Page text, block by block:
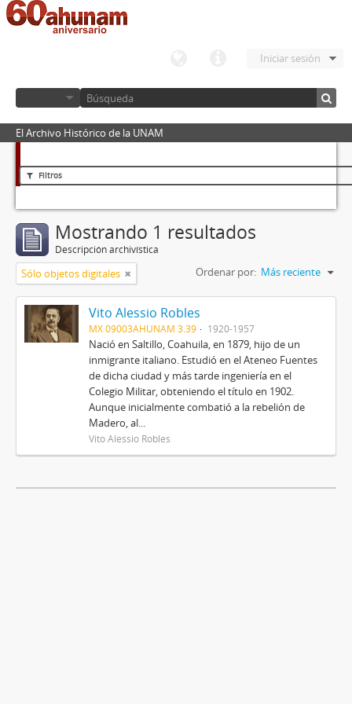
Iniciar sesión
El Archivo Histórico de la UNAM
Filtros
Mostrando 1 resultados
Descripción archivística
Sólo objetos digitales Ordenar por: Más reciente
Vito Alessio Robles
MX 09003AHUNAM 3.39 1920-1957
Nació en Saltillo, Coahuila, en 1879, hijo de un
inmigrante italiano. Estudió en el Ateneo Fuentes
de dicha ciudad y más tarde ingeniería en el
Colegio Militar, obteniendo el título en 1902.
Aunque inicialmente combatió a la rebelión de
Madero, al...
Vito Alessio Robles